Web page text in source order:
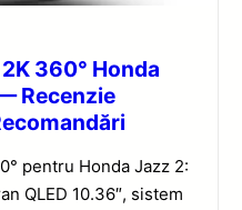
360° Honda
Recenzie
pentru Honda Jazz 2:
QLED 10.36″, sistem